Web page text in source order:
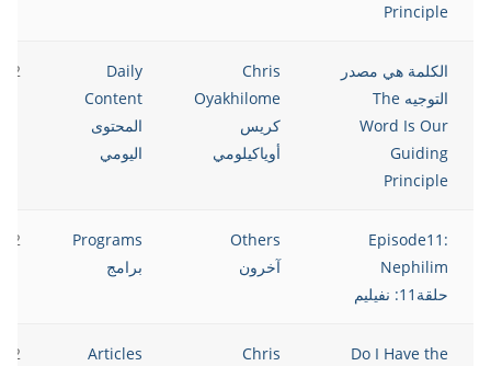
Principle
الكلمة هي مصدر
التوجيه The
Word Is Our
Guiding
Principle
Chris
Oyakhilome
كريس
أوياكيلومي
Daily
Content
المحتوى
اليومي
Episode11:
Nephilim
حلقة11: نفيليم
Others
آخرون
Programs
برامج
Do I Have the
Chris
Articles